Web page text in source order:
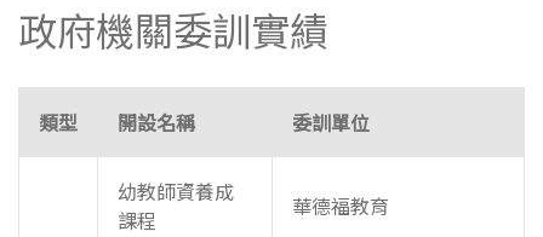
政府機關委訓實績
類型 開設名稱 委訓單位
幼教師資養成
課程
華德福教育